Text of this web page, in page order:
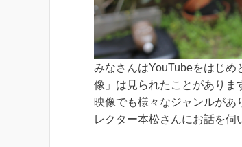
みなさんはYouTubeをはじめ
像」は見られたことがありま
映像でも様々なジャンルがあ
レクター本松さんにお話を伺